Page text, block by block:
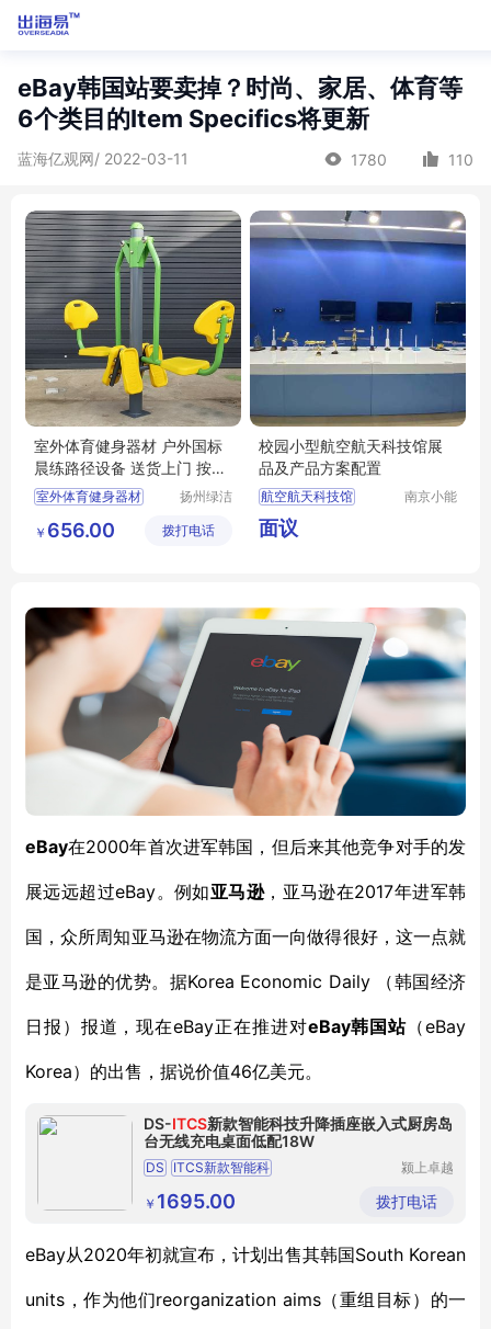
eBay韩国站要卖掉？时尚、家居、体育等
6个类目的Item Specifics将更新
蓝海亿观网/ 2022-03-11 1780 110
室外体育健身器材 户外国标
晨练路径设备 送货上门 按需
定制
室外体育健身器材
国标晨练设备成品
扬州绿洁
有限公司
￥ 656.00 拨打电话
校园小型航空航天科技馆展
品及产品方案配置
航空航天科技馆
航空航天科技馆展品
航空科技馆
南京小能
面议
eBay在2000年首次进军韩国，但后来其他竞争对手的发
展远远超过eBay。例如亚马逊，亚马逊在2017年进军韩
国 ，众所周知亚马逊在物流方面一向做得很好，这一点就
是亚马逊的优势。 据Korea Economic Daily （韩国经济
日报 ） 报道，现在eBay正在推进对eBay韩国站 （eBay
Korea） 的出售，据说价值46亿美元。
DS-ITCS新款智能科技升降插座嵌入式厨房岛
台无线充电桌面低配18W
DS ITCS新款智能科
颍上卓越
有限公司
￥ 1695.00 拨打电话
eBay从2020年初就宣布 ， 计划出售其韩国South Korean
units，作为他们reorganization aims（重组目标） 的一